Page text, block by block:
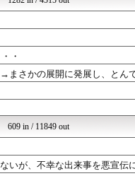
ロスまとめニュース♪
ゲーム速報＠刃
株ETFまとめ速報
あってもの申す！！
ミリタリー速報☆彡
まとめもりー｜2c...
るじゃんる
ロスまとめニュース♪
ゲーム速報＠刃
・
まさかの展開に発展し、とん
609 in / 11849 out
いが、不幸な出来事を悪宣伝